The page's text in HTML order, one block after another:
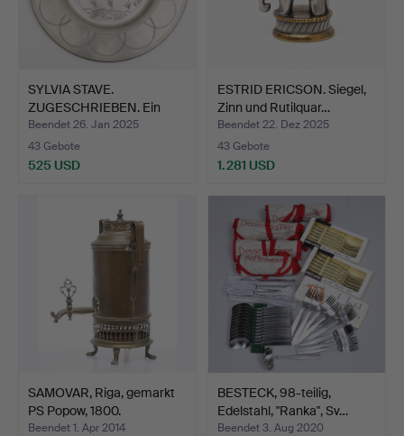
SYLVIA STAVE.
ZUGESCHRIEBEN. Ein
Zinntelle…
Beendet 26. Jan 2025
43 Gebote
525 USD
ESTRID ERICSON. Siegel,
Zinn und Rutilquar…
Beendet 22. Dez 2025
43 Gebote
1.281 USD
SAMOVAR, Riga, gemarkt
PS Popow, 1800.
Beendet 1. Apr 2014
BESTECK, 98-teilig,
Edelstahl, "Ranka", Sv…
Beendet 3. Aug 2020